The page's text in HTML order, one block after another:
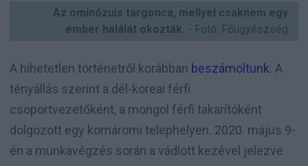
Az ominózuis targonca, mellyel csaknem egy
ember halálát okozták. - Fotó: Főügyészség
A hihetetlen történetről korábban beszámoltunk. A
tényállás szerint a dél-koreai férfi
csoportvezetőként, a mongol férfi takarítóként
dolgozott egy komáromi telephelyen. 2020. május 9-
én a munkavégzés során a vádlott kezével jelezve